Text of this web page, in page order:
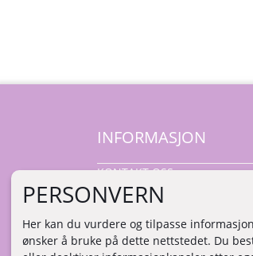
INFORMASJON
KONTAKT OSS
PERSONVERN
Her kan du vurdere og tilpasse
ønsker å bruke på dette nettstedet. Du